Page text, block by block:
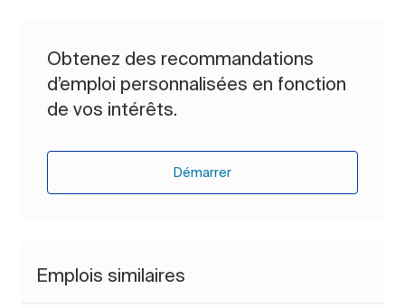
Obtenez des recommandations
d’emploi personnalisées en fonction
de vos intérêts.
Démarrer
Emplois similaires